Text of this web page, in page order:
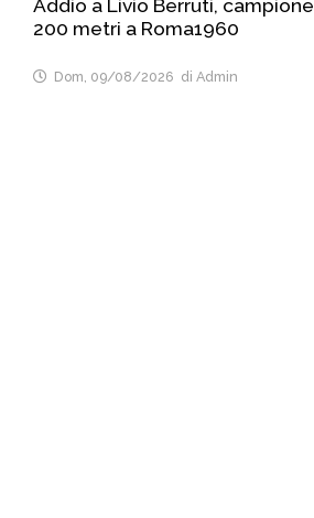
Addio a Livio Berruti,
200 metri a Roma1960
Dom, 09/08/2026 di Admin